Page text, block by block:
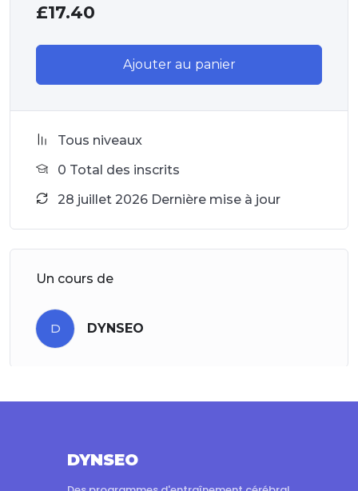
£17.40
Ajouter au panier
Tous niveaux
0 Total des inscrits
28 juillet 2026 Dernière mise à jour
Un cours de
D DYNSEO
DYNSEO